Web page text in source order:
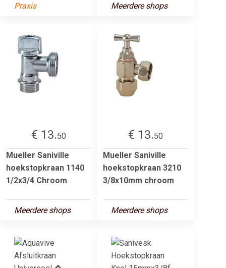
Praxis Meerdere shops
€ 13.50
Mueller Saniville
hoekstopkraan 1140
1/2x3/4 Chroom
Meerdere shops
€ 13.50
Mueller Saniville
hoekstopkraan 3210
3/8x10mm chroom
Meerdere shops